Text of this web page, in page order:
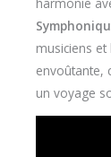
musiciens et
envoûtante,
un voyage